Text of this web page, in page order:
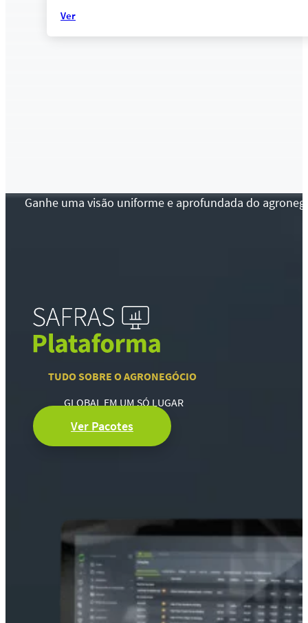
Ver
Ganhe uma visão uniforme e aprofundada do
TUDO SOBRE O AGRONEGÓCIO
GLOBAL EM UM SÓ LUGAR
Ver Pacotes